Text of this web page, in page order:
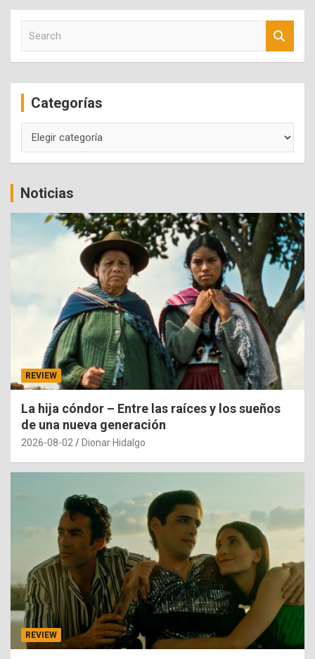
c
Categorías
Noticias
REVIEW
La hija cóndor – Entre las raíces y los sueños
de una nueva generación
2026-08-02 Dionar Hidalgo
REVIEW